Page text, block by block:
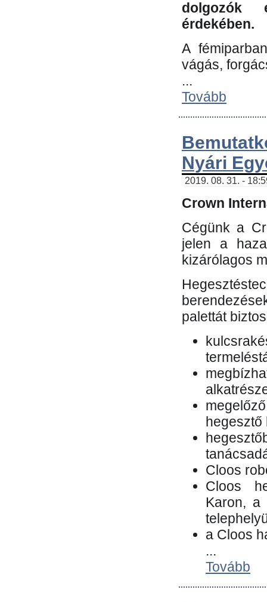
dolgozók
érdekében.
A
vágás,
...
Tovább
Nyári
2019. 08. 31. -
Crown
Cégünk a
jelen a
kizárólagos
palettát
hegesztő
Cloos
Cloos
Karon, a
a Cloos
...
Tovább